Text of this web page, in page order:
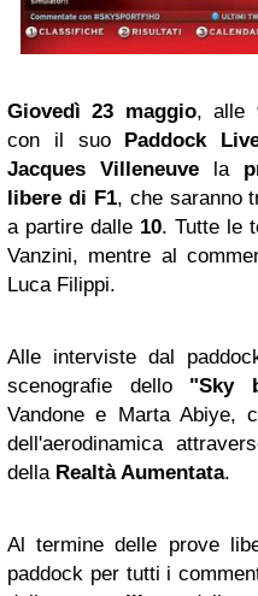
Giovedì 23 maggio, alle
con il suo Paddock
Jacques Villeneuve la
libere di F1, che saranno
a partire dalle 10. Tutte le
Vanzini, mentre al
Luca Filippi.
Alle interviste dal
scenografie dello "Sky
Vandone e Marta Abiye,
dell'aerodinamica
della Realtà Aumentata.
Al termine delle prove
paddock per tutti i